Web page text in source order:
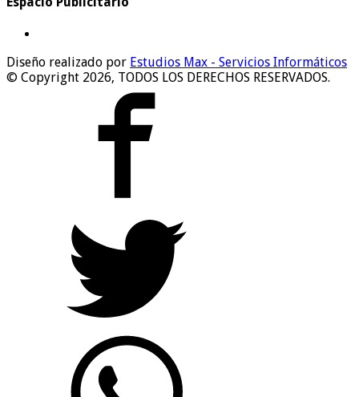
Diseño realizado por Estudios Max - Servicios Informáticos
© Copyright 2026, TODOS LOS DERECHOS RESERVADOS.